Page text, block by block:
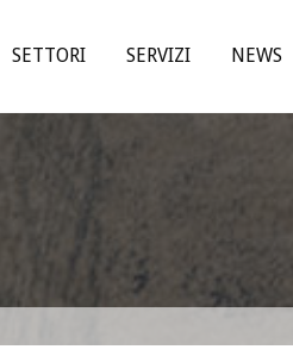
SETTORI SERVIZI NEWS